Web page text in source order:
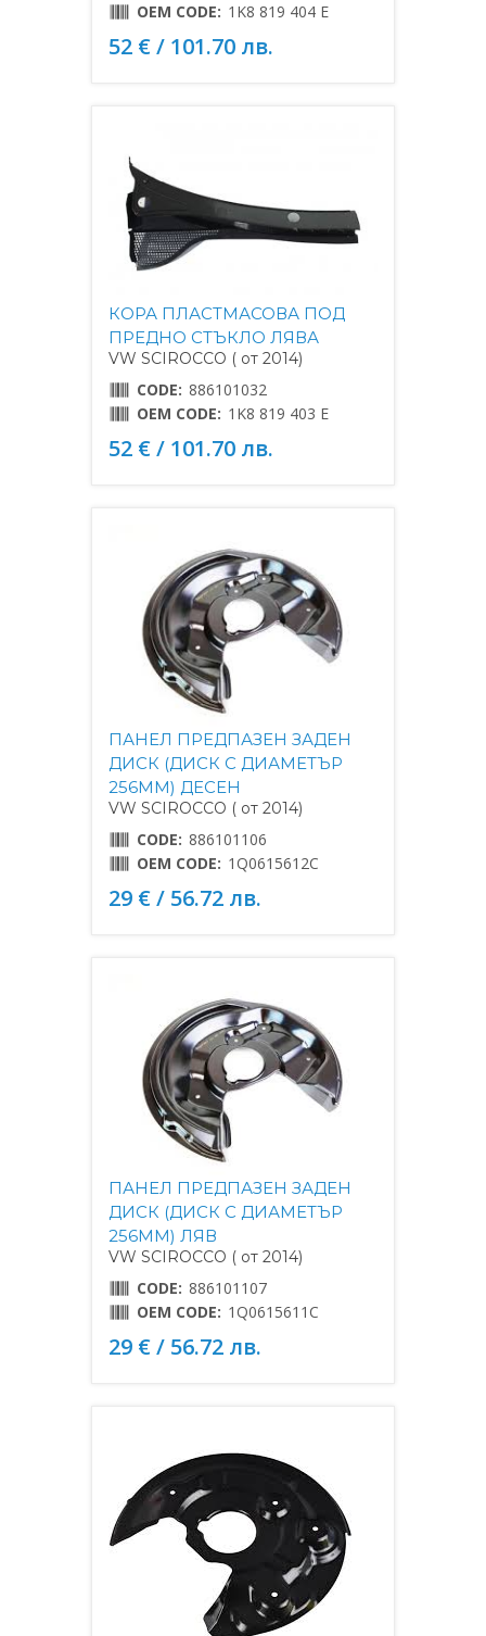
OEM CODE: 1K8 819 404 E
52 € / 101.70 лв.
КОРА ПЛАСТМАСОВА ПОД
ПРЕДНО СТЪКЛО ЛЯВА
VW SCIROCCO ( от 2014)
CODE: 886101032
OEM CODE: 1K8 819 403 E
52 € / 101.70 лв.
ПАНЕЛ ПРЕДПАЗЕН ЗАДЕН
ДИСК (ДИСК С ДИАМЕТЪР
256MM) ДЕСЕН
VW SCIROCCO ( от 2014)
CODE: 886101106
OEM CODE: 1Q0615612C
29 € / 56.72 лв.
ПАНЕЛ ПРЕДПАЗЕН ЗАДЕН
ДИСК (ДИСК С ДИАМЕТЪР
256MM) ЛЯВ
VW SCIROCCO ( от 2014)
CODE: 886101107
OEM CODE: 1Q0615611C
29 € / 56.72 лв.